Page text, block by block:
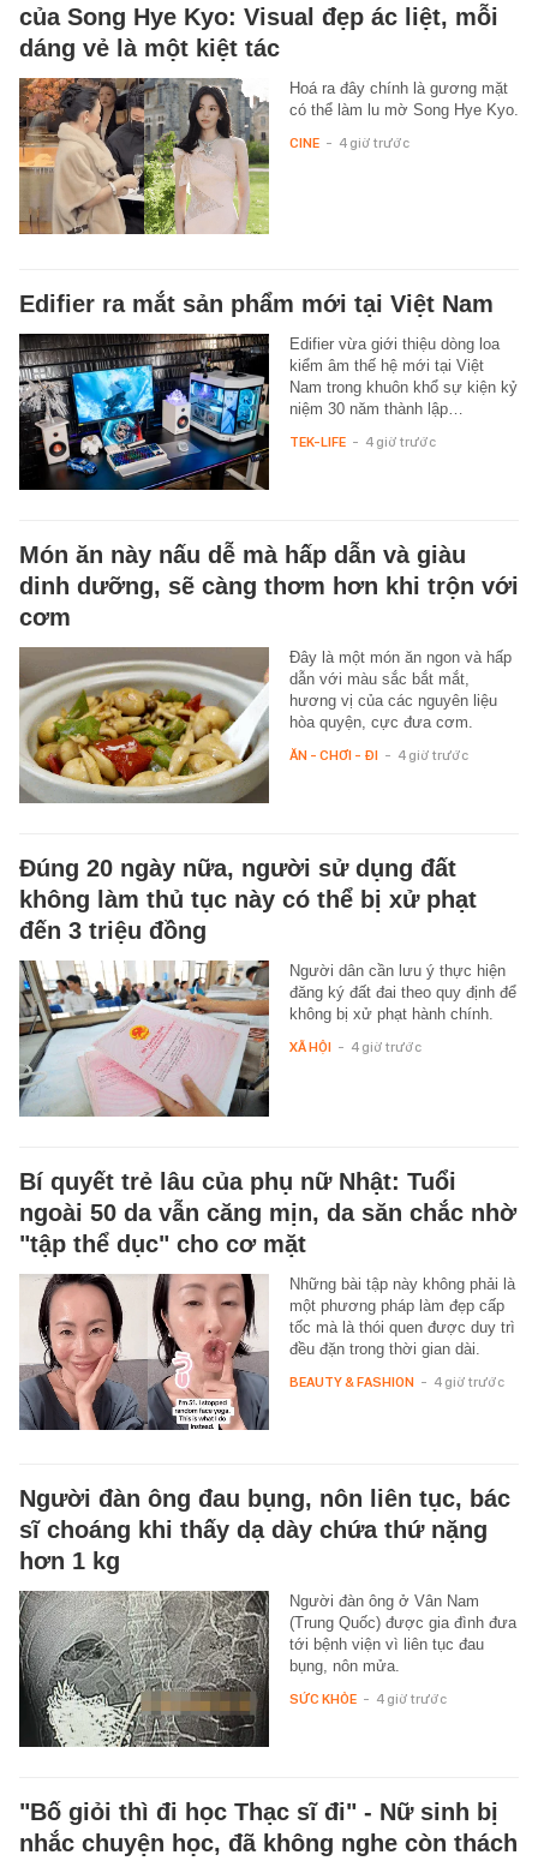
của Song Hye Kyo: Visual đẹp ác liệt, mỗi
dáng vẻ là một kiệt tác
Hoá ra đây chính là gương mặt
có thể làm lu mờ Song Hye Kyo.
CINE - 4 giờ trước
Edifier ra mắt sản phẩm mới tại Việt Nam
Edifier vừa giới thiệu dòng loa
kiểm âm thế hệ mới tại Việt
Nam trong khuôn khổ sự kiện kỷ
niệm 30 năm thành lập…
TEK-LIFE - 4 giờ trước
Món ăn này nấu dễ mà hấp dẫn và giàu
dinh dưỡng, sẽ càng thơm hơn khi trộn với
cơm
Đây là một món ăn ngon và hấp
dẫn với màu sắc bắt mắt,
hương vị của các nguyên liệu
hòa quyện, cực đưa cơm.
ĂN - CHƠI - ĐI - 4 giờ trước
Đúng 20 ngày nữa, người sử dụng đất
không làm thủ tục này có thể bị xử phạt
đến 3 triệu đồng
Người dân cần lưu ý thực hiện
đăng ký đất đai theo quy định để
không bị xử phạt hành chính.
XÃ HỘI - 4 giờ trước
Bí quyết trẻ lâu của phụ nữ Nhật: Tuổi
ngoài 50 da vẫn căng mịn, da săn chắc nhờ
"tập thể dục" cho cơ mặt
Những bài tập này không phải là
một phương pháp làm đẹp cấp
tốc mà là thói quen được duy trì
đều đặn trong thời gian dài.
BEAUTY & FASHION - 4 giờ trước
Người đàn ông đau bụng, nôn liên tục, bác
sĩ choáng khi thấy dạ dày chứa thứ nặng
hơn 1 kg
Người đàn ông ở Vân Nam
(Trung Quốc) được gia đình đưa
tới bệnh viện vì liên tục đau
bụng, nôn mửa.
SỨC KHỎE - 4 giờ trước
"Bố giỏi thì đi học Thạc sĩ đi" - Nữ sinh bị
nhắc chuyện học, đã không nghe còn thách